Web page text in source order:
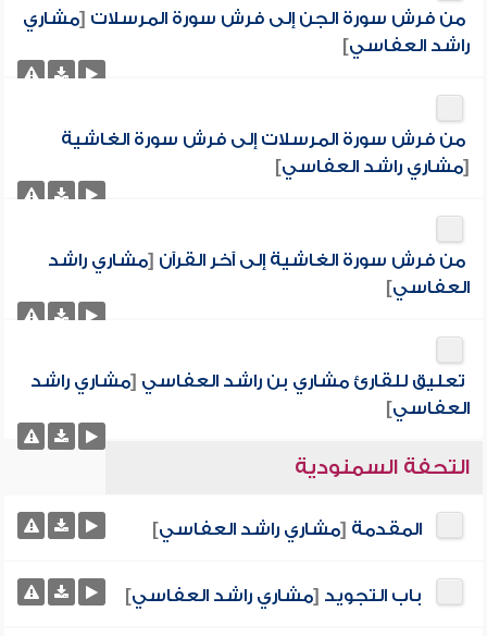
من فرش سورة الجن إلى فرش سورة المرسلات [مشاري
راشد العفاسي]
من فرش سورة المرسلات إلى فرش سورة الغاشية
[مشاري راشد العفاسي]
من فرش سورة الغاشية إلى آخر القرآن [مشاري راشد
العفاسي]
تعليق للقارئ مشاري بن راشد العفاسي [مشاري راشد
العفاسي]
التحفة السمنودية
المقدمة [مشاري راشد العفاسي]
باب التجويد [مشاري راشد العفاسي]